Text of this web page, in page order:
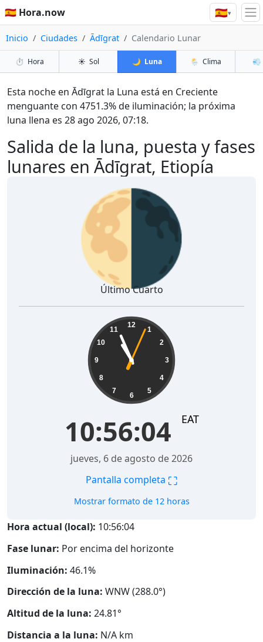
🇪🇸 Hora.now 🇪🇸▾
Inicio Ciudades Ādīgrat Calendario Lunar
⏱️ Hora ☀️ Sol 🌙 Luna 🌦️ Clima 💨
Salida de la luna, puesta y fases
lunares en Ādīgrat, Etiopía
Esta noche en Ādīgrat la Luna está en Creciente
menguante con 4751.3% de iluminación; la próxima
luna llena es 28 ago 2026, 07:18.
🌗
Último Cuarto
12
1
2
3
4
5
6
7
8
9
10
11
10:56:05 EAT
jueves, 6 de agosto de 2026
Pantalla completa ⛶
Mostrar formato de 12 horas
Hora actual (local): 10:56:05
Fase lunar: Por encima del horizonte
Iluminación: 46.1%
Dirección de la luna: WNW (288.0°)
Altitud de la luna: 24.81°
Distancia a la luna: N/A km